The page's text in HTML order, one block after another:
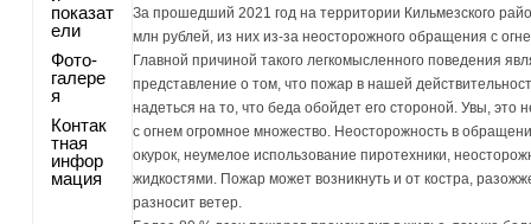
показат
ели
Фото-
галере
я
Контак
тная
инфор
мация
За прошедший 2021 год на территории Кильмезского
млн рублей, из них из-за неосторожного обращения с
Главной причиной такого легкомысленного поведения
представление о том, что пожар в нашей
надеться на то, что беда обойдет его стороной. Увы,
с огнем огромное множество. Неосторожность в
окурок, неумелое использование пиротехники,
жидкостями. Пожар может возникнуть и от костра,
разносит ветер.